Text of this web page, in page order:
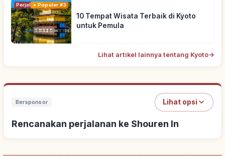
PerjalananPopuler #3
10 Tempat Wisata Terbaik di Kyoto
untuk Pemula
Lihat artikel lainnya tentang Kyoto→
Bersponsor Lihat opsi
Rencanakan perjalanan ke Shouren In